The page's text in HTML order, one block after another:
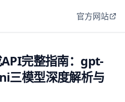
官方网站
完整指南：gpt-
模型深度解析与